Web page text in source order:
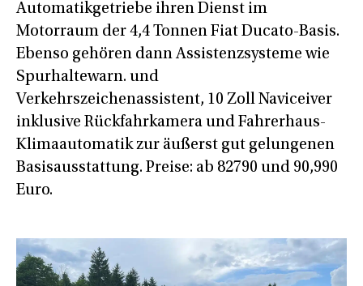
Automatikgetriebe ihren Dienst im
Motorraum der 4,4 Tonnen Fiat Ducato-Basis.
Ebenso gehören dann Assistenzsysteme wie
Spurhaltewarn. und
Verkehrszeichenassistent, 10 Zoll Naviceiver
inklusive Rückfahrkamera und Fahrerhaus-
Klimaautomatik zur äußerst gut gelungenen
Basisausstattung. Preise: ab 82790 und 90,990
Euro.